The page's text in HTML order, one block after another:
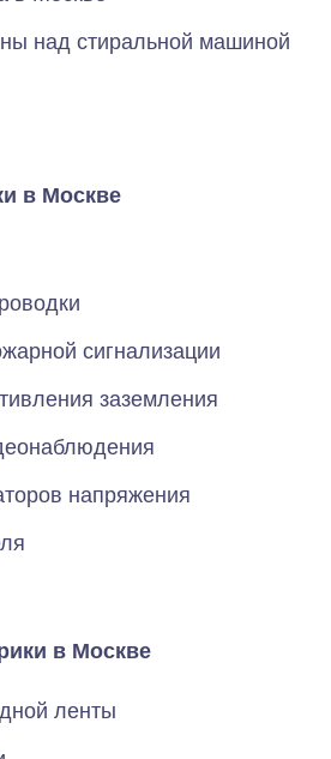
над стиральной машиной
в Москве
сигнализации
заземления
напряжения
в Москве
ленты